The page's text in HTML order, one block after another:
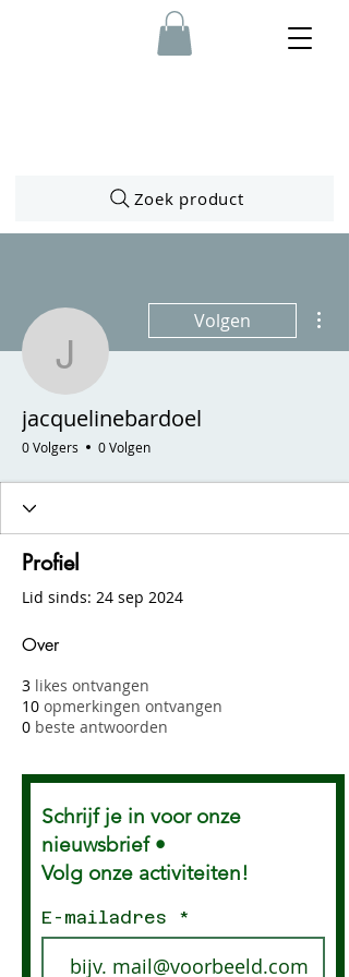
Zoek product
jacquelinebardoel
Volgen
jacquelinebardoel
0 Volgers 0 Volgen
Profiel
Lid sinds: 24 sep 2024
Over
3 likes ontvangen
10 opmerkingen ontvangen
0 beste antwoorden
Schrijf je in voor onze
nieuwsbrief •
Volg onze activiteiten!
E-mailadres